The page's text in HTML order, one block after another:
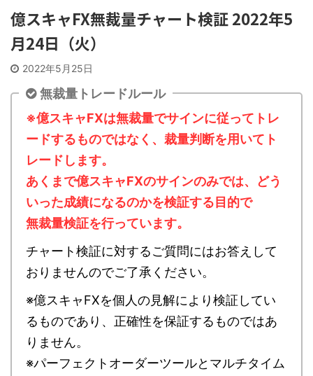
億スキャFX無裁量チャート検証 2022年5
月24日（火）
2022年5月25日
無裁量トレードルール
※億スキャFXは無裁量でサインに従ってトレ
ードするものではなく、裁量判断を用いてト
レードします。
あくまで億スキャFXのサインのみでは、どう
いった成績になるのかを検証する目的で
無裁量検証を行っています。
チャート検証に対するご質問にはお答えして
おりませんのでご了承ください。
※億スキャFXを個人の見解により検証してい
るものであり、正確性を保証するものではあ
りません。
※パーフェクトオーダーツールとマルチタイム